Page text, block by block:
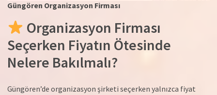
Güngören Organizasyon Firması
Organizasyon Firması
Seçerken Fiyatın Ötesinde
Nelere Bakılmalı?
Güngören’de organizasyon şirketi seçerken yalnızca fiyat